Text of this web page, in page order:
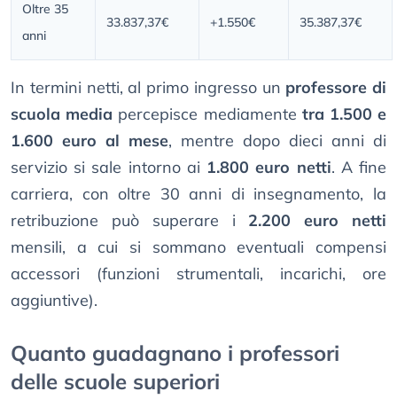
Oltre 35
anni
33.837,37€ +1.550€ 35.387,37€
In termini netti, al primo ingresso un professore di
scuola media percepisce mediamente tra 1.500 e
1.600 euro al mese, mentre dopo dieci anni di
servizio si sale intorno ai 1.800 euro netti. A fine
carriera, con oltre 30 anni di insegnamento, la
retribuzione può superare i 2.200 euro netti
mensili, a cui si sommano eventuali compensi
accessori (funzioni strumentali, incarichi, ore
aggiuntive).
Quanto guadagnano i professori
delle scuole superiori